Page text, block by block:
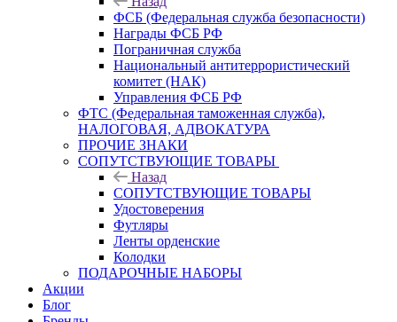
ФСБ (Федеральная служба безопасности)
Награды ФСБ РФ
Пограничная служба
Национальный антитеррористический
комитет (НАК)
Управления ФСБ РФ
ФТС (Федеральная таможенная служба),
НАЛОГОВАЯ, АДВОКАТУРА
ПРОЧИЕ ЗНАКИ
СОПУТСТВУЮЩИЕ ТОВАРЫ
Назад
СОПУТСТВУЮЩИЕ ТОВАРЫ
Удостоверения
Футляры
Ленты орденские
Колодки
ПОДАРОЧНЫЕ НАБОРЫ
Акции
Блог